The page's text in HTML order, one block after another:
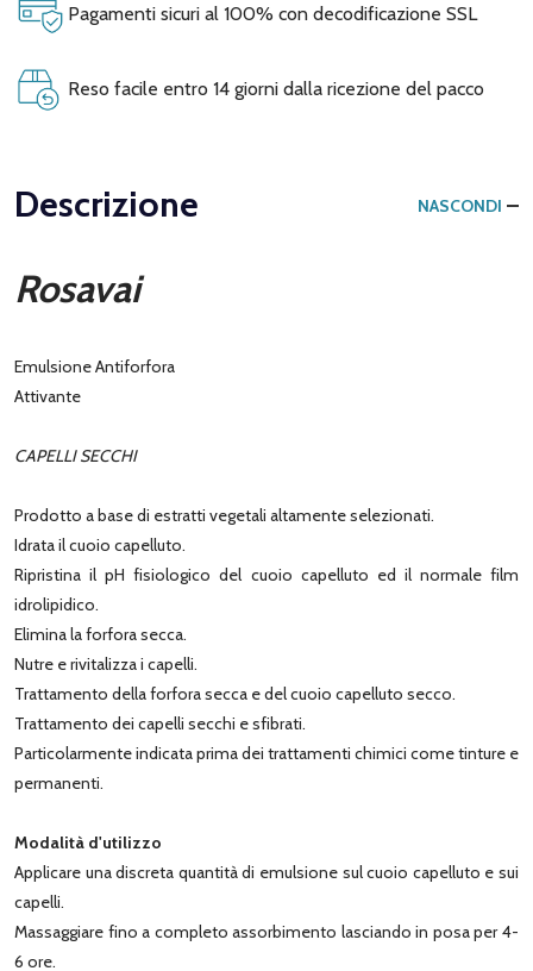
Pagamenti sicuri al 100% con decodificazione SSL
Reso facile entro 14 giorni dalla ricezione del pacco
Descrizione NASCONDI
Rosavai
Emulsione Antiforfora
Attivante
CAPELLI SECCHI
Prodotto a base di estratti vegetali altamente selezionati.
Idrata il cuoio capelluto.
Ripristina il pH fisiologico del cuoio capelluto ed il normale film
idrolipidico.
Elimina la forfora secca.
Nutre e rivitalizza i capelli.
Trattamento della forfora secca e del cuoio capelluto secco.
Trattamento dei capelli secchi e sfibrati.
Particolarmente indicata prima dei trattamenti chimici come tinture e
permanenti.
Modalità d'utilizzo
Applicare una discreta quantità di emulsione sul cuoio capelluto e sui
capelli.
Massaggiare fino a completo assorbimento lasciando in posa per 4-
6 ore.